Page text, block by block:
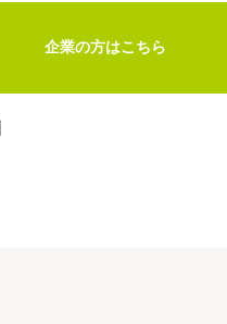
企業の方はこちら